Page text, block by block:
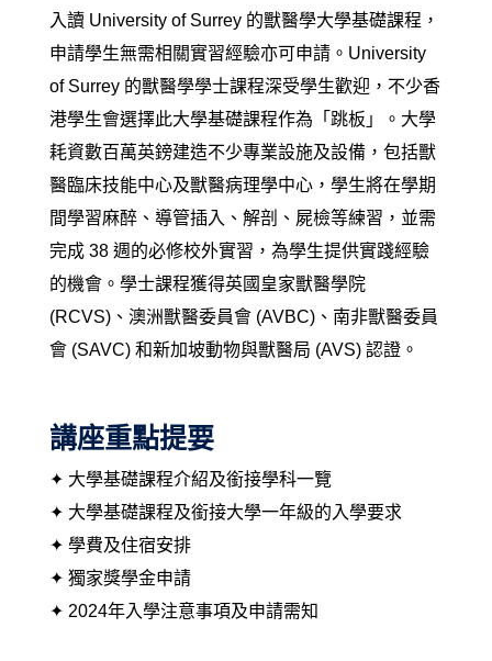
入讀 University of Surrey 的獸醫學大學基礎課程，
申請學生無需相關實習經驗亦可申請。University
of Surrey 的獸醫學學士課程深受學生歡迎，不少香
港學生會選擇此大學基礎課程作為「跳板」。大學
耗資數百萬英鎊建造不少專業設施及設備，包括獸
醫臨床技能中心及獸醫病理學中心，學生將在學期
間學習麻醉、導管插入、解剖、屍檢等練習，並需
完成 38 週的必修校外實習，為學生提供實踐經驗
的機會。學士課程獲得英國皇家獸醫學院
(RCVS)、澳洲獸醫委員會 (AVBC)、南非獸醫委員
會 (SAVC) 和新加坡動物與獸醫局 (AVS) 認證。
講座重點提要
✦ 大學基礎課程介紹及銜接學科一覽
✦ 大學基礎課程及銜接大學一年級的入學要求
✦ 學費及住宿安排
✦ 獨家獎學金申請
✦ 2024年入學注意事項及申請需知